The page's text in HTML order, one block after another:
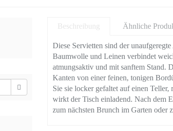
Beschreibung Ähnliche
Diese Servietten sind der
Baumwolle und Leinen verbindet
atmungsaktiv und mit sanftem Stand.
Kanten von einer feinen, tonigen
Sie sie locker gefaltet auf einen
wirkt der Tisch einladend. Nach dem
zum nächsten Brunch im Garten oder